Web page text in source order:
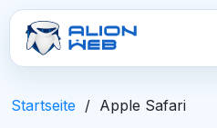
Startseite Apple Safari